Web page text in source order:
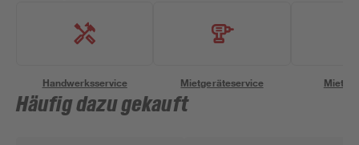
Handwerksservice Mietgeräteservice
Häufig dazu gekauft